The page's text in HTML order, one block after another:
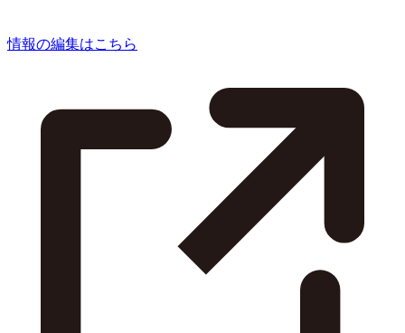
情報の編集はこちら